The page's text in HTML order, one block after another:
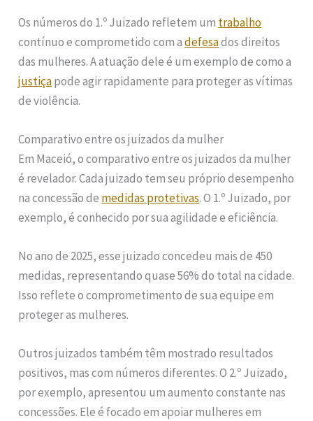
Os números do 1.º Juizado refletem um trabalho
contínuo e comprometido com adefesados direitos
das mulheres. A atuação dele é um exemplo de como a
justiçapode agir rapidamente para proteger as vítimas
de violência.
Comparativo entre os juizados da mulher
Em Maceió, o comparativo entre os juizados da mulher
é revelador. Cada juizado tem seu próprio desempenho
na concessão de medidas protetivas. O 1.º Juizado, por
exemplo, é conhecido por sua agilidade e eficiência.
No ano de 2025, esse juizado concedeu mais de 450
medidas, representando quase 56% do total na cidade.
Isso reflete o comprometimento de sua equipe em
proteger as mulheres.
Outros juizados também têm mostrado resultados
positivos, mas com números diferentes. O 2.º Juizado,
por exemplo, apresentou um aumento constante nas
concessões. Ele é focado em apoiar mulheres em